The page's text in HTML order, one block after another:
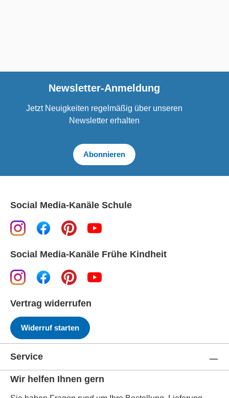
Newsletter-Anmeldung
Jetzt Neuigkeiten regelmäßig über unseren
Newsletter erhalten
Abonnieren
Social Media-Kanäle Schule
Social Media-Kanäle Frühe Kindheit
Vertrag widerrufen
Widerruf starten
Service
Wir helfen Ihnen gern